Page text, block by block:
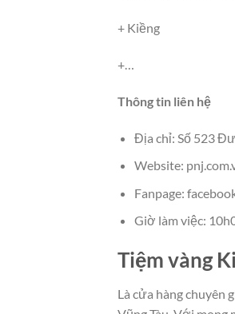
+ Kiềng
+…
Thông tin liên hệ
Địa chỉ: Số 523
Website:
Fanpage:
Giờ làm việc:
Tiệm vàng
Là cửa hàng chuyên